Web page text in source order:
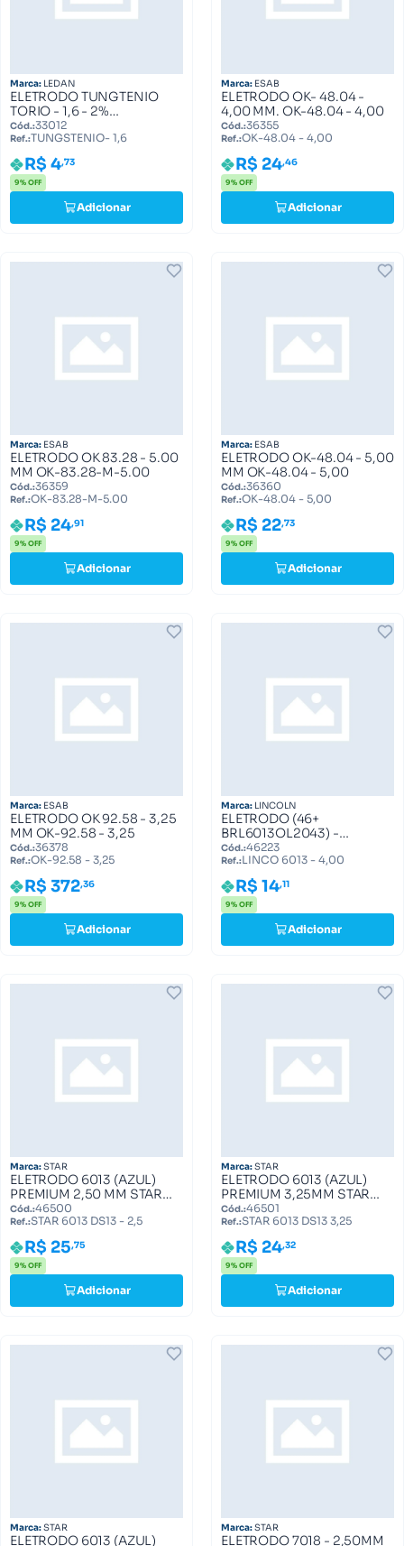
Marca: LEDAN
ELETRODO TUNGTENIO
TORIO - 1,6 - 2%
TUNGSTENIO- 1,6
Cód.:33012
Ref.:TUNGSTENIO- 1,6
R$ 4,73
9% OFF
Adicionar
Marca: ESAB
ELETRODO OK- 48.04 -
4,00 MM. OK-48.04 - 4,00
Cód.:36355
Ref.:OK-48.04 - 4,00
R$ 24,46
9% OFF
Adicionar
Marca: ESAB
ELETRODO OK 83.28 - 5.00
MM OK-83.28-M-5.00
Cód.:36359
Ref.:OK-83.28-M-5.00
R$ 24,91
9% OFF
Adicionar
Marca: ESAB
ELETRODO OK-48.04 - 5,00
MM OK-48.04 - 5,00
Cód.:36360
Ref.:OK-48.04 - 5,00
R$ 22,73
9% OFF
Adicionar
Marca: ESAB
ELETRODO OK 92.58 - 3,25
MM OK-92.58 - 3,25
Cód.:36378
Ref.:OK-92.58 - 3,25
R$ 372,36
9% OFF
Adicionar
Marca: LINCOLN
ELETRODO (46+
BRL6013OL2043) -
4,00MM. LINCO 6013 -
4,00
Cód.:46223
Ref.:LINCO 6013 - 4,00
R$ 14,11
9% OFF
Adicionar
Marca:STAR
ELETRODO 6013 (AZUL)
PREMIUM 2,50 MM STAR
6013 DS13 - 2,5
Cód.:46500
Ref.:STAR 6013 DS13 - 2,5
R$ 25,75
9% OFF
Adicionar
Marca:STAR
ELETRODO 6013 (AZUL)
PREMIUM 3,25MM STAR
6013 DS13 3,25
Cód.:46501
Ref.:STAR 6013 DS13 3,25
R$ 24,32
9% OFF
Adicionar
Marca:STAR
ELETRODO 6013 (AZUL)
Marca:STAR
ELETRODO 7018 - 2,50MM